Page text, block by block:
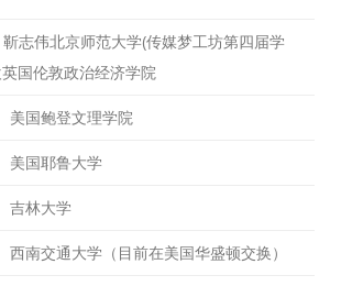
志伟北京师范大学(传媒梦工坊第四届学
国伦敦政治经济学院
美国鲍登文理学院
美国耶鲁大学
吉林大学
西南交通大学（目前在美国华盛顿交换）